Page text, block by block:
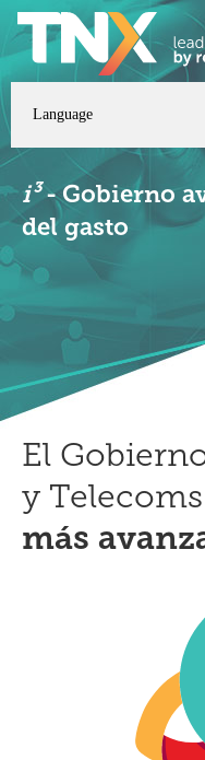
Language
i³- Gobierno
del gasto
El
y Telecoms
más